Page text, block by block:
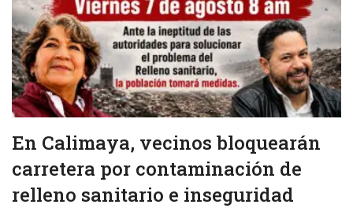
En Calimaya, vecinos bloquearán
carretera por contaminación de
relleno sanitario e inseguridad